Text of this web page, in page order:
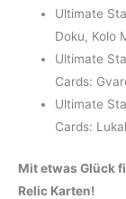
Ultimate
Doku, Kolo
Ultimate
Cards:
Ultimate
Cards:
Mit etwas Glück
Relic Karten!